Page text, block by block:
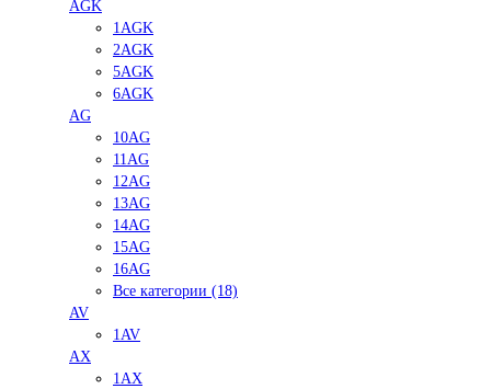
AGK
1AGK
2AGK
5AGK
6AGK
AG
10AG
11AG
12AG
13AG
14AG
15AG
16AG
Все категории (18)
AV
1AV
AX
1AX